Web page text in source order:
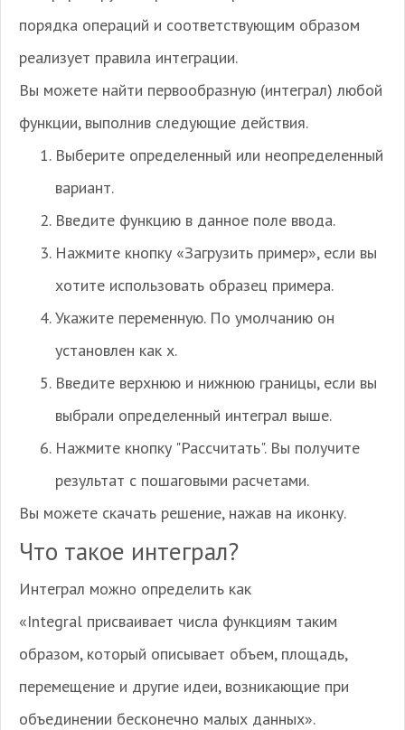
порядка операций и соответствующим образом
реализует правила интеграции.
Вы можете найти первообразную (интеграл) любой
функции, выполнив следующие действия.
Выберите определенный или неопределенный
вариант.
Введите функцию в данное поле ввода.
Нажмите кнопку «Загрузить пример», если вы
хотите использовать образец примера.
Укажите переменную. По умолчанию он
установлен как x.
Введите верхнюю и нижнюю границы, если вы
выбрали определенный интеграл выше.
Нажмите кнопку "Рассчитать". Вы получите
результат с пошаговыми расчетами.
Вы можете скачать решение, нажав на иконку.
Что такое интеграл?
Интеграл можно определить как
«Integral присваивает числа функциям таким
образом, который описывает объем, площадь,
перемещение и другие идеи, возникающие при
объединении бесконечно малых данных».